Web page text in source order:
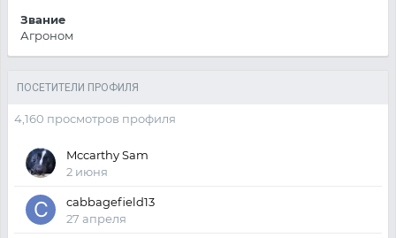
Звание
Агроном
ПОСЕТИТЕЛИ ПРОФИЛЯ
4,160 просмотров профиля
Mccarthy Sam
2 июня
cabbagefield13
27 апреля